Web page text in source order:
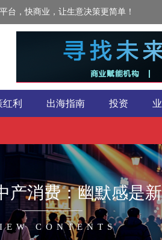
台，快商业，让生意决策更简单！
利 出海指南 投资
产消费：幽默感是
CONTENTS